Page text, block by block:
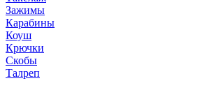
Зажимы
Карабины
Коуш
Крючки
Скобы
Талреп